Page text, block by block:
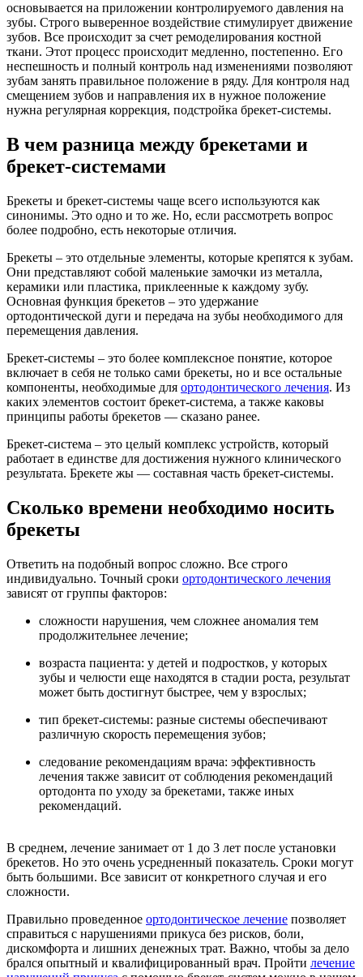
основывается на приложении контролируемого давления на
зубы. Строго выверенное воздействие стимулирует движение
зубов. Все происходит за счет ремоделирования костной
ткани. Этот процесс происходит медленно, постепенно. Его
неспешность и полный контроль над изменениями позволяют
зубам занять правильное положение в ряду. Для контроля над
смещением зубов и направления их в нужное положение
нужна регулярная коррекция, подстройка брекет-системы.
В чем разница между брекетами и
брекет-системами
Брекеты и брекет-системы чаще всего используются как
синонимы. Это одно и то же. Но, если рассмотреть вопрос
более подробно, есть некоторые отличия.
Брекеты – это отдельные элементы, которые крепятся к зубам.
Они представляют собой маленькие замочки из металла,
керамики или пластика, приклеенные к каждому зубу.
Основная функция брекетов – это удержание
ортодонтической дуги и передача на зубы необходимого для
перемещения давления.
Брекет-системы – это более комплексное понятие, которое
включает в себя не только сами брекеты, но и все остальные
компоненты, необходимые для ортодонтического лечения. Из
каких элементов состоит брекет-система, а также каковы
принципы работы брекетов — сказано ранее.
Брекет-система – это целый комплекс устройств, который
работает в единстве для достижения нужного клинического
результата. Брекете жы — составная часть брекет-системы.
Сколько времени необходимо носить
брекеты
Ответить на подобный вопрос сложно. Все строго
индивидуально. Точный сроки ортодонтического лечения
зависят от группы факторов:
сложности нарушения, чем сложнее аномалия тем
продолжительнее лечение;
возраста пациента: у детей и подростков, у которых
зубы и челюсти еще находятся в стадии роста, результат
может быть достигнут быстрее, чем у взрослых;
тип брекет-системы: разные системы обеспечивают
различную скорость перемещения зубов;
следование рекомендациям врача: эффективность
лечения также зависит от соблюдения рекомендаций
ортодонта по уходу за брекетами, также иных
рекомендаций.
В среднем, лечение занимает от 1 до 3 лет после установки
брекетов. Но это очень усредненный показатель. Сроки могут
быть большими. Все зависит от конкретного случая и его
сложности.
Правильно проведенное ортодонтическое лечение позволяет
справиться с нарушениями прикуса без рисков, боли,
дискомфорта и лишних денежных трат. Важно, чтобы за дело
брался опытный и квалифицированный врач. Пройти лечение